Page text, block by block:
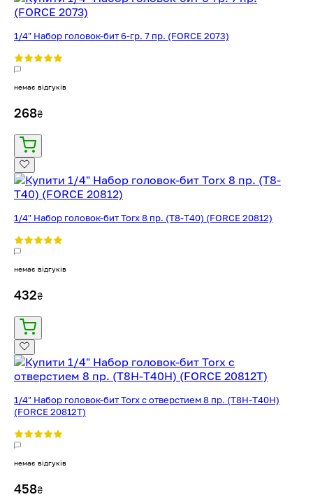
1/4" Набор головок-бит 6-гр. 7 пр. (FORCE 2073)
немає відгуків
268₴
1/4" Набор головок-бит Torx 8 пр. (T8-T40) (FORCE 20812)
немає відгуків
432₴
1/4" Набор головок-бит Torx с отверстием 8 пр. (T8H-T40H)
(FORCE 20812T)
немає відгуків
458₴